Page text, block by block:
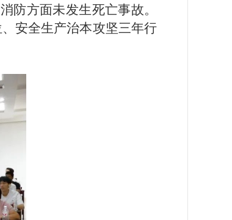
防方面未发生死亡事故。
安全生产治本攻坚三年行